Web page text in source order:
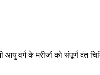
वर्ग के मरीजों को संपूर्ण दंत